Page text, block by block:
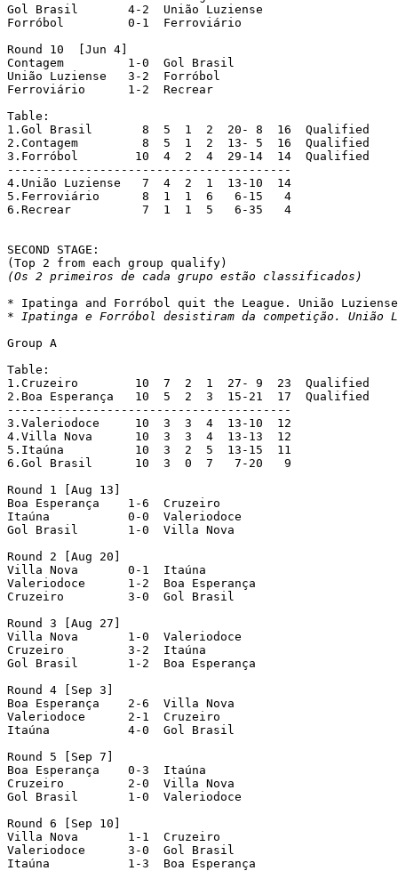
Gol Brasil   	 4-2  União Luziense
Forróbol   	 0-1  Ferroviário
Round 10  [Jun 4]
Contagem   	 1-0  Gol Brasil
União Luziense   3-2  Forróbol
Ferroviário   	 1-2  Recrear
Table:
1.Gol Brasil  	   8  5  1  2  20- 8  16  Qualified
2.Contagem  	   8  5  1  2  13- 5  16  Qualified
3.Forróbol  	  10  4  2  4  29-14  14  Qualified
----------------------------------------
4.União Luziense   7  4  2  1  13-10  14
5.Ferroviário      8  1  1  6   6-15   4
6.Recrear  	   7  1  1  5   6-35   4
SECOND STAGE:
(Os 2 primeiros de cada grupo estão classificados)
* Ipatinga e Forróbol desistiram da competição. União
Group A
Table:
1.Cruzeiro	  10  7  2  1  27- 9  23  Qualified
2.Boa Esperança	  10  5  2  3  15-21  17  Qualified
----------------------------------------
3.Valeriodoce	  10  3  3  4  13-10  12
4.Villa Nova	  10  3  3  4  13-13  12
5.Itaúna	  10  3  2  5  13-15  11
6.Gol Brasil	  10  3  0  7   7-20   9
Round 1 [Aug 13]
Boa Esperança 	 1-6  Cruzeiro
Itaúna   	 0-0  Valeriodoce
Gol Brasil 	 1-0  Villa Nova
Round 2 [Aug 20]
Villa Nova 	 0-1  Itaúna
Valeriodoce   	 1-2  Boa Esperança
Cruzeiro 	 3-0  Gol Brasil
Round 3 [Aug 27]
Villa Nova 	 1-0  Valeriodoce
Cruzeiro 	 3-2  Itaúna
Gol Brasil 	 1-2  Boa Esperança
Round 4 [Sep 3]
Boa Esperança 	 2-6  Villa Nova
Valeriodoce   	 2-1  Cruzeiro
Itaúna   	 4-0  Gol Brasil
Round 5 [Sep 7]
Boa Esperança 	 0-3  Itaúna
Cruzeiro 	 2-0  Villa Nova
Gol Brasil 	 1-0  Valeriodoce
Round 6 [Sep 10]
Villa Nova 	 1-1  Cruzeiro
Valeriodoce   	 3-0  Gol Brasil
Itaúna   	 1-3  Boa Esperança